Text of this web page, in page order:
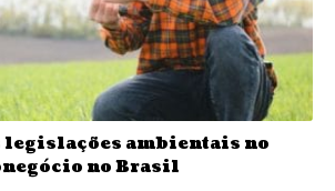
legislações ambientais no
no Brasil